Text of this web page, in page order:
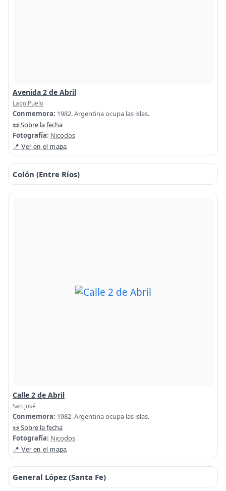
Avenida 2 de Abril
Lago Puelo
Conmemora: 1982. Argentina ocupa las islas.
📜 Sobre la fecha
Fotografía: Nicodos
📍 Ver en el mapa
Colón (Entre Ríos)
Calle 2 de Abril
San José
Conmemora: 1982. Argentina ocupa las islas.
📜 Sobre la fecha
Fotografía: Nicodos
📍 Ver en el mapa
General López (Santa Fe)